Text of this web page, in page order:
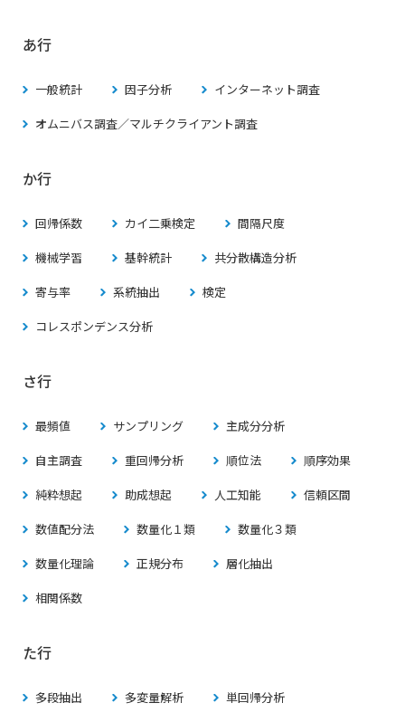
あ行
一般統計 因子分析
インターネット調査
オムニバス調査／マルチクライアント調査
か行
回帰係数 カイ二乗検定
間隔尺度
機械学習
基幹統計
共分散構造分析
寄与率
系統抽出
検定
コレスポンデンス分析
さ行
最頻値 サンプリング
主成分分析
自主調査
重回帰分析 順位法
順序効果
純粋想起
助成想起 人工知能
信頼区間
数値配分法
数量化１類
数量化３類
数量化理論
正規分布
層化抽出
相関係数
た行
多段抽出 多変量解析
単回帰分析